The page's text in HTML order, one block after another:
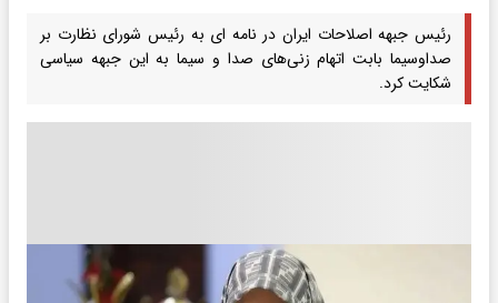
رئیس جبهه اصلاحات ایران در نامه ای به رئیس شورای نظارت بر
صداوسیما بابت اتهام زنی‌های صدا و سیما به این جبهه سیاسی
شکایت کرد.